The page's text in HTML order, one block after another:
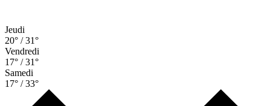
Jeudi
20° / 31°
Vendredi
17° / 31°
Samedi
17° / 33°